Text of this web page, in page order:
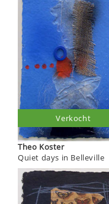
Theo Koster
Quiet days in Belleville
Verkocht